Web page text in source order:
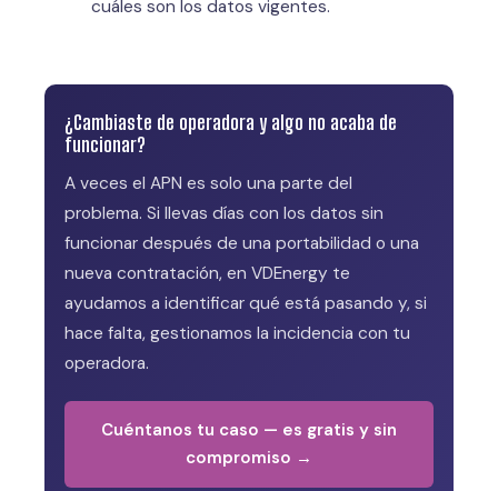
cuáles son los datos vigentes.
¿Cambiaste de operadora y algo no acaba de
funcionar?
A veces el APN es solo una parte del
problema. Si llevas días con los datos sin
funcionar después de una portabilidad o una
nueva contratación, en VDEnergy te
ayudamos a identificar qué está pasando y, si
hace falta, gestionamos la incidencia con tu
operadora.
Cuéntanos tu caso — es gratis y sin
compromiso →